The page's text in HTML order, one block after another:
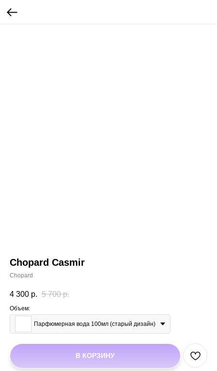
Chopard Casmir
Chopard
4 300 р. 5 700 р.
Объем:
Парфюмерная вода 100мл (старый дизайн)
В КОРЗИНУ